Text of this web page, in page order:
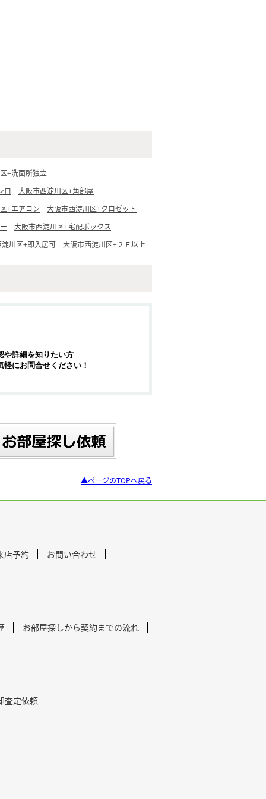
+洗面所独立
ロ
大阪市西淀川区+角部屋
+エアコン
大阪市西淀川区+クロゼット
大阪市西淀川区+宅配ボックス
川区+即入居可 大阪市西淀川区+２Ｆ以上
や詳細を知りたい方
軽にお問合せください！
▲ページのTOPへ戻る
店予約
お問い合わせ
お部屋探しから契約までの流れ
査定依頼